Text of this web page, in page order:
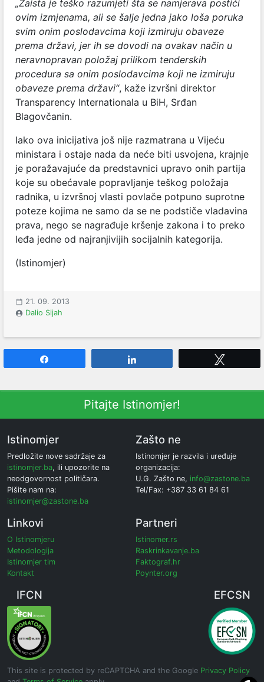
„Zaista je teško razumjeti šta se namjerava postići
ovim izmjenama, ali se šalje jedna jako loša poruka
svim onim poslodavcima koji izmiruju obaveze
prema državi, jer ih se dovodi na ovakav način u
neravnopravan položaj prilikom tenderskih
procedura sa onim poslodavcima koji ne izmiruju
obaveze prema državi“, kaže izvršni direktor
Transparency Internationala u BiH, Srđan
Blagovčanin.
Iako ova inicijativa još nije razmatrana u Vijeću
ministara i ostaje nada da neće biti usvojena, krajnje
je poražavajuće da predstavnici upravo onih partija
koje su obećavale popravljanje teškog položaja
radnika, u izvršnoj vlasti povlače potpuno suprotne
poteze kojima ne samo da se ne podstiče vladavina
prava, nego se nagrađuje kršenje zakona i to preko
leđa jedne od najranjivijih socijalnih kategorija.
(Istinomjer)
21. 09. 2013
Dalio Sijah
Pitajte Istinomjer!
Istinomjer
Predložite nove sadržaje za
istinomjer.ba, ili upozorite na
neodgovornost političara.
Pišite nam na:
istinomjer@zastone.ba
Zašto ne
Istinomjer je razvila i uređuje
organizacija:
U.G. Zašto ne, info@zastone.ba
Tel/Fax: +387 33 61 84 61
Linkovi
O Istinomjeru
Metodologija
Istinomjer tim
Kontakt
Partneri
Istinomer.rs
Raskrinkavanje.ba
Faktograf.hr
Poynter.org
IFCN EFCSN
This site is protected by reCAPTCHA and the Google Privacy Policy